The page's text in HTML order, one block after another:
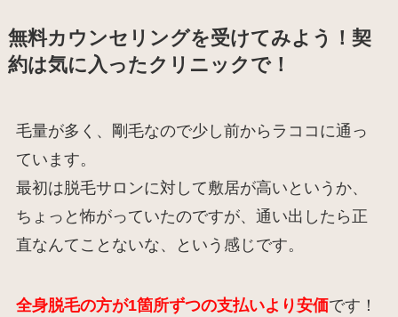
無料カウンセリングを受けてみよう！契
約は気に入ったクリニックで！
毛量が多く、剛毛なので少し前からラココに通っ
ています。
最初は脱毛サロンに対して敷居が高いというか、
ちょっと怖がっていたのですが、通い出したら正
直なんてことないな、という感じです。
全身脱毛の方が1箇所ずつの支払いより安価です！